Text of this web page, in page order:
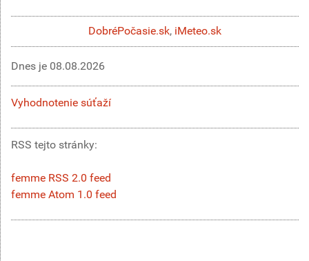
DobréPočasie.sk, iMeteo.sk
Dnes je 08.08.2026
Vyhodnotenie súťaží
RSS tejto stránky:
femme RSS 2.0 feed
femme Atom 1.0 feed